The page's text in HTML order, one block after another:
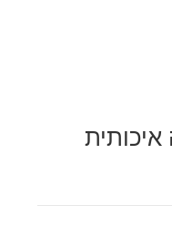
איכותית